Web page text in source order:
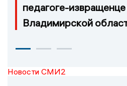
педагоге-
Владимирской
Новости СМИ2